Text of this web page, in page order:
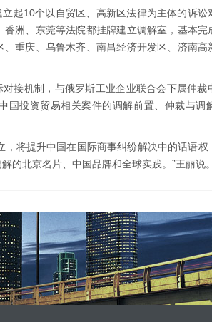
起10个以自贸区、高新区法律为主体的诉讼
洲、东莞等法院都挂牌建立调解室，基本完
重庆、乌鲁木齐、南昌经济开发区、济南高
接机制，与俄罗斯工业企业联合会下属仲裁
国投资贸易相关案件的调解前置、仲裁与调
，将提升中国在国际商事纠纷解决中的话语权
的北京名片、中国品牌和全球实践。”王丽说。